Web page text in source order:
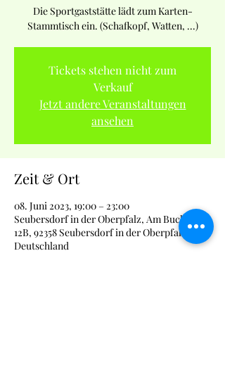
Die Sportgaststätte lädt zum Karten-
Stammtisch ein. (Schafkopf, Watten, ...)
Tickets stehen nicht zum
Verkauf
Jetzt andere Veranstaltungen
ansehen
Zeit & Ort
08. Juni 2023, 19:00 – 23:00
Seubersdorf in der Oberpfalz, Am Buchberg
12B, 92358 Seubersdorf in der Oberpfalz,
Deutschland